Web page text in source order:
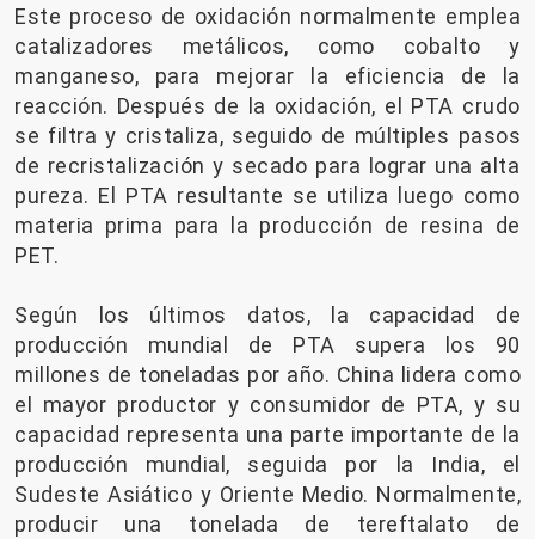
Este proceso de oxidación normalmente emplea
catalizadores metálicos, como cobalto y
manganeso, para mejorar la eficiencia de la
reacción. Después de la oxidación, el PTA crudo
se filtra y cristaliza, seguido de múltiples pasos
de recristalización y secado para lograr una alta
pureza. El PTA resultante se utiliza luego como
materia prima para la producción de resina de
PET.
Según los últimos datos, la capacidad de
producción mundial de PTA supera los 90
millones de toneladas por año. China lidera como
el mayor productor y consumidor de PTA, y su
capacidad representa una parte importante de la
producción mundial, seguida por la India, el
Sudeste Asiático y Oriente Medio. Normalmente,
producir una tonelada de tereftalato de